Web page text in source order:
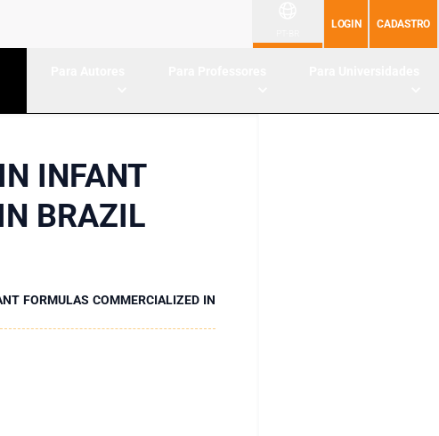
LOGIN CADASTRO
INFANT
BRAZIL
FORMULAS COMMERCIALIZED IN